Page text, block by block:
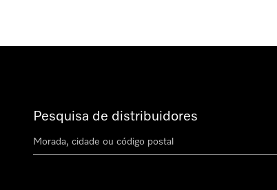
Pesquisa de distribuidores